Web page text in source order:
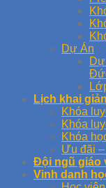
Dự Án
Lịch khai
Khóa
Khóa
Khóa
Ưu đãi
Đội ngũ giáo
Vinh danh